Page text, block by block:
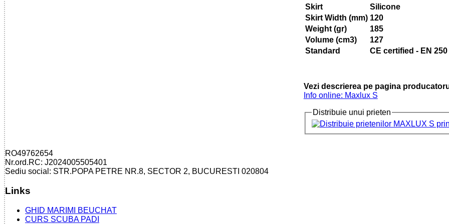
Skirt
Silicone
Skirt Width (mm) 120
Weight (gr)
185
Volume (cm3)
127
Standard
CE certified - EN 250
Vezi descrierea pe pagina
Info online: Maxlux S
Distribuie unui prieten
RO49762654
Nr.ord.RC: J2024005505401
Sediu social: STR.POPA PETRE NR.8, SECTOR 2, BUCURESTI 020804
Links
GHID MARIMI BEUCHAT
CURS SCUBA PADI